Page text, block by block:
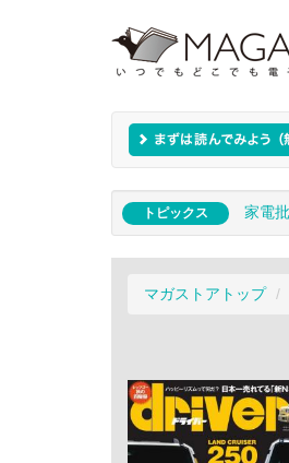
トピックス 家電
マガストアトップ